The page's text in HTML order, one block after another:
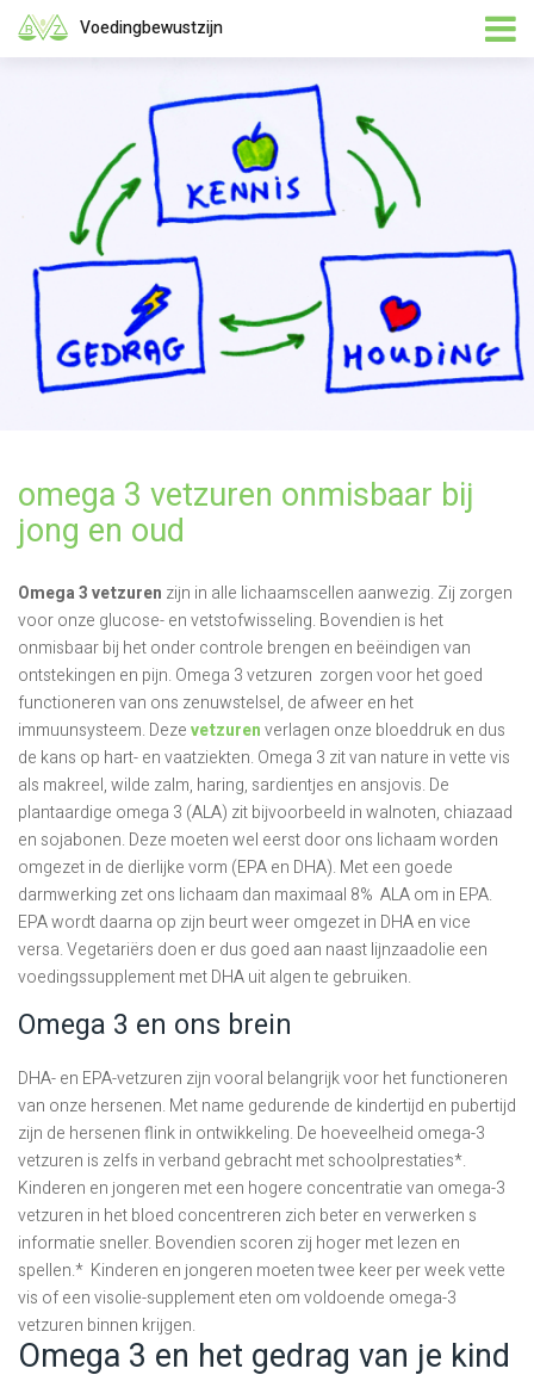
Voedingbewustzijn
omega 3 vetzuren onmisbaar bij
jong en oud
Omega 3 vetzuren zijn in alle lichaamscellen aanwezig. Zij zorgen
voor onze glucose- en vetstofwisseling. Bovendien is het
onmisbaar bij het onder controle brengen en beëindigen van
ontstekingen en pijn. Omega 3 vetzuren zorgen voor het goed
functioneren van ons zenuwstelsel, de afweer en het
immuunsysteem. Dezevetzurenverlagen onze bloeddruk en dus
de kans op hart- en vaatziekten. Omega 3 zit van nature in vette vis
als makreel, wilde zalm, haring, sardientjes en ansjovis. De
plantaardige omega 3 (ALA) zit bijvoorbeeld in walnoten, chiazaad
en sojabonen. Deze moeten wel eerst door ons lichaam worden
omgezet in de dierlijke vorm (EPA en DHA). Met een goede
darmwerking zet ons lichaam dan maximaal 8% ALA om in EPA.
EPA wordt daarna op zijn beurt weer omgezet in DHA en vice
versa. Vegetariërs doen er dus goed aan naast lijnzaadolie een
voedingssupplement met DHA uit algen te gebruiken.
Omega 3 en ons brein
DHA- en EPA-vetzuren zijn vooral belangrijk voor het functioneren
van onze hersenen. Met name gedurende de kindertijd en pubertijd
zijn de hersenen flink in ontwikkeling. De hoeveelheid omega-3
vetzuren is zelfs in verband gebracht met schoolprestaties*.
Kinderen en jongeren met een hogere concentratie van omega-3
vetzuren in het bloed concentreren zich beter en verwerken s
informatie sneller. Bovendien scoren zij hoger met lezen en
spellen.* Kinderen en jongeren moeten twee keer per week vette
vis of een visolie-supplement eten om voldoende omega-3
vetzuren binnen krijgen.
Omega 3 en het gedrag van je kind